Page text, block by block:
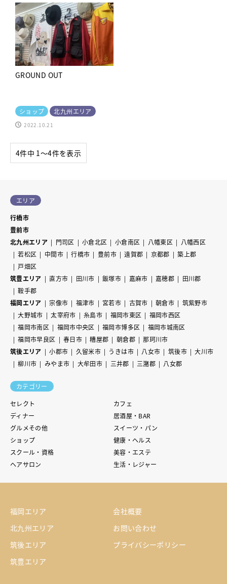
GROUND OUT
ショップ 北九州エリア
2022.10.21
4件中 1〜4件を表示
エリア
行橋市
豊前市
北九州エリア
門司区 小倉北区 小倉南区 八幡東区
八幡西区
若松区
中間市 行橋市 豊前市 遠賀郡 京都郡
築上郡
戸畑区
筑豊エリア
直方市 田川市 飯塚市 嘉麻市 嘉穂郡
田川郡
鞍手郡
福岡エリア
宗像市 福津市 宮若市 古賀市 朝倉市
筑紫野市
大野城市
太宰府市 糸島市 福岡市東区
福岡市西区
福岡市南区
福岡市中央区 福岡市博多区
福岡市城南区
福岡市早良区
春日市 糟屋郡 朝倉郡
那珂川市
筑後エリア
小郡市 久留米市 うきは市 八女市 筑後市
大川市
柳川市
みやま市 大牟田市 三井郡 三潴郡 八女郡
カテゴリー
セレクト
カフェ
ディナー
居酒屋・BAR
グルメその他
スイーツ・パン
ショップ
健康・ヘルス
スクール・資格
美容・エステ
ヘアサロン
生活・レジャー
福岡エリア
北九州エリア
筑後エリア
筑豊エリア
会社概要
お問い合わせ
プライバシーポリシー